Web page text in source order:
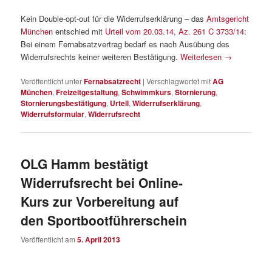
Kein Double-opt-out für die Widerrufserklärung – dasAmtsgericht
München entschied mit Urteil vom 20.03.14, Az. 261 C 3733/14:
Bei einem Fernabsatzvertrag bedarf es nach Ausübung des
Widerrufsrechts keiner weiteren Bestätigung.Weiterlesen →
Veröffentlicht unterFernabsatzrecht |Verschlagwortet mitAG
München,Freizeitgestaltung,Schwimmkurs,Stornierung,
Stornierungsbestätigung, Urteil,Widerrufserklärung,
Widerrufsformular,Widerrufsrecht
OLG Hamm bestätigt
Widerrufsrecht bei Online-
Kurs zur Vorbereitung auf
den Sportbootführerschein
Veröffentlicht am5. April 2013